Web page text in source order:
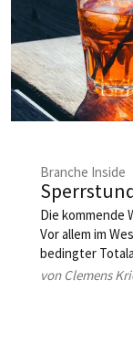
Branche Inside
Die kommende
Vor allem im
bedingter
Jetzt versucht
von Clemens